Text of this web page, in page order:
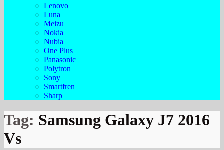
Lenovo
Luna
Meizu
Nokia
Nubia
One Plus
Panasonic
Polytron
Sony
Smartfren
Sharp
Tag: Samsung Galaxy J7 2016
Vs